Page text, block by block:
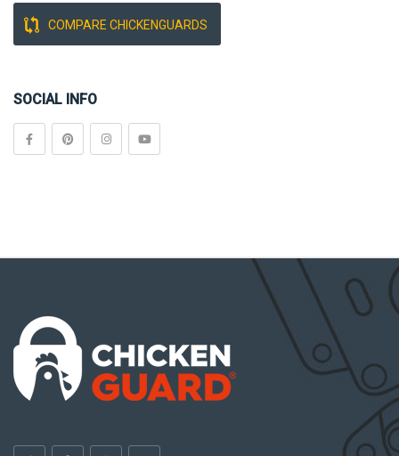
COMPARE CHICKENGUARDS
SOCIAL INFO